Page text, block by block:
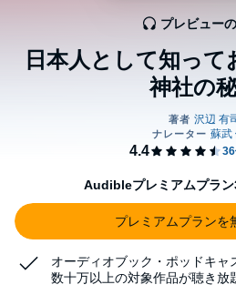
日本人として知って
神社の
プレビュー
Audibleプレミアムプラ
プレミアムプランを
オーディオブック・ポッドキャ
数十万以上の対象作品が聴き放